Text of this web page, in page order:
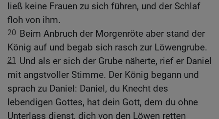
ließ keine Frauen zu sich führen, und der Schlaf
floh von ihm.
20 Beim Anbruch der Morgenröte aber stand der
König auf und begab sich rasch zur Löwengrube.
21
Und als er sich der Grube näherte, rief er Daniel
mit angstvoller Stimme. Der König begann und
sprach zu Daniel: Daniel, du Knecht des
lebendigen Gottes, hat dein Gott, dem du ohne
Unterlass dienst, dich von den Löwen retten